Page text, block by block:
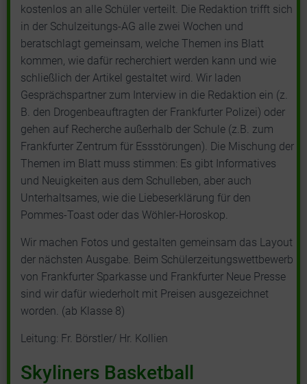
kostenlos an alle Schüler verteilt. Die Redaktion trifft sich
in der Schulzeitungs-AG alle zwei Wochen und
beratschlagt gemeinsam, welche Themen ins Blatt
kommen, wie dafür recherchiert werden kann und wie
schließlich der Artikel gestaltet wird. Wir laden
Gesprächspartner zum Interview in die Redaktion ein (z.
B. den Drogenbeauftragten der Frankfurter Polizei) oder
gehen auf Recherche außerhalb der Schule (z.B. zum
Frankfurter Zentrum für Essstörungen). Die Mischung der
Themen im Blatt muss stimmen: Es gibt Informatives
und Neuigkeiten aus dem Schulleben, aber auch
Unterhaltsames, wie die Liebeserklärung für den
Pommes-Toast oder das Wöhler-Horoskop.
Wir machen Fotos und gestalten gemeinsam das Layout
der nächsten Ausgabe. Beim Schülerzeitungswettbewerb
von Frankfurter Sparkasse und Frankfurter Neue Presse
sind wir dafür wiederholt mit Preisen ausgezeichnet
worden. (ab Klasse 8)
Leitung: Fr. Börstler/ Hr. Kollien
Skyliners Basketball